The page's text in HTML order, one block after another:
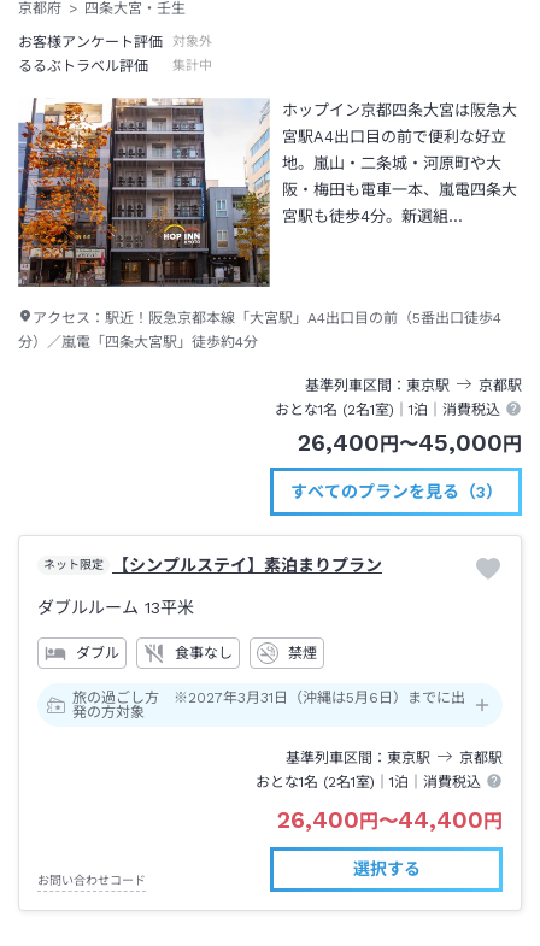
京都府
四条大宮・壬生
お客様アンケート評価
対象外
るるぶトラベル評価 集計中
ホップイン京都四条大宮は阪急大
宮駅A4出口目の前で便利な好立
地。嵐山・二条城・河原町や大
阪・梅田も電車一本、嵐電四条大
宮駅も徒歩4分。新選組…
アクセス： 駅近！阪急京都本線「大宮駅」A4出口目の前（5番出口徒歩4
分）／嵐電「四条大宮駅」徒歩約4分
基準列車区間 東京駅 京都駅
おとな1名 (2名1室)｜1泊 ｜消費税込
26,400円〜45,000円
すべてのプランを見る（3）
ネット限定 【シンプルステイ】素泊まりプラン
ダブルルーム 13平米
ダブル 食事なし 禁煙
旅の過ごし方 ※2027年3月31日（沖縄は5月6日）までに出
発の方対象
基準列車区間 東京駅 京都駅
おとな1名 (2名1室)｜1泊 ｜消費税込
26,400 円 〜44,400 円
お問い合わせコード
選択する